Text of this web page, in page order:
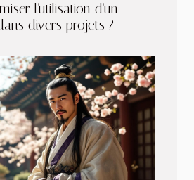
l'utilisation d'un
divers projets ?